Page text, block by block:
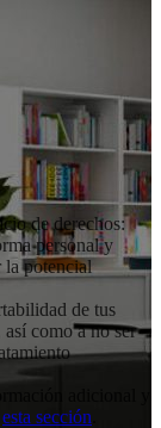
de derechos:
personal y
la potencial
de tus
como a no ser
adicional y
esta sección